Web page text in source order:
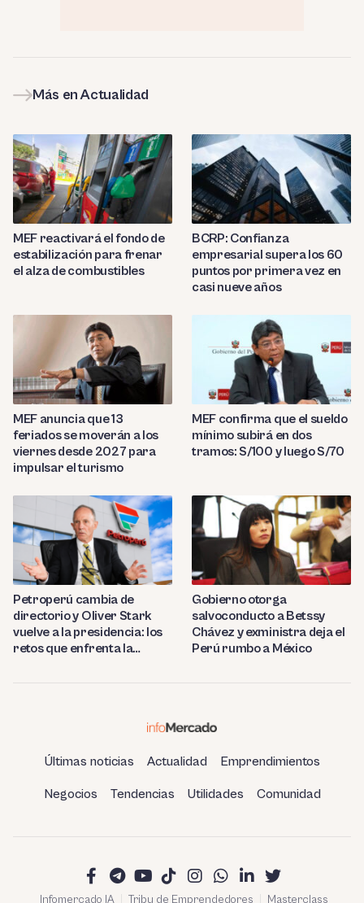
Más en Actualidad
MEF reactivará el fondo de
estabilización para frenar
el alza de combustibles
BCRP: Confianza
empresarial supera los 60
puntos por primera vez en
casi nueve años
MEF anuncia que 13
feriados se moverán a los
viernes desde 2027 para
impulsar el turismo
MEF confirma que el sueldo
mínimo subirá en dos
tramos: S/100 y luego S/70
Petroperú cambia de
directorio y Oliver Stark
vuelve a la presidencia: los
retos que enfrenta la
Gobierno otorga
salvoconducto a Betssy
Chávez y exministra deja el
Perú rumbo a México
Últimas noticias Actualidad Emprendimientos
Negocios Tendencias Utilidades Comunidad
Infomercado IA Tribu de Emprendedores Masterclass